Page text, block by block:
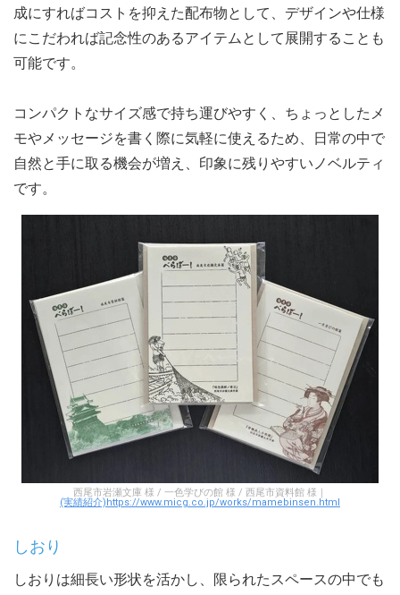
成にすればコストを抑えた配布物として、デザインや仕様
にこだわれば記念性のあるアイテムとして展開することも
可能です。
コンパクトなサイズ感で持ち運びやすく、ちょっとしたメ
モやメッセージを書く際に気軽に使えるため、日常の中で
自然と手に取る機会が増え、印象に残りやすいノベルティ
です。
西尾市岩瀬文庫 様 / 一色学びの館 様 / 西尾市資料館 様｜
(実績紹介)https://www.micg.co.jp/works/mamebinsen.html
しおり
しおりは細長い形状を活かし、限られたスペースの中でも